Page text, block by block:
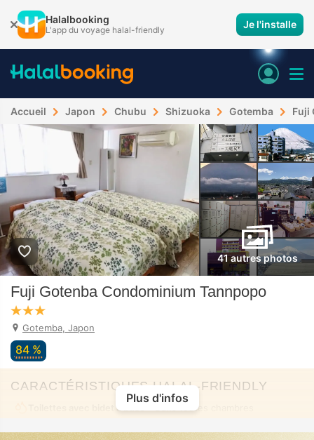
Halalbooking
L'app du voyage halal-friendly Je l'installe
Accueil Japon Chubu Shizuoka Gotemba Fuji
41 autres photos
Fuji Gotenba Condominium Tannpopo
Gotemba, Japon
84 %
CARACTÉRISTIQUES HALAL-FRIENDLY
Toilettes avec bidet à buse • Dans toutes chambres
Plus d'infos